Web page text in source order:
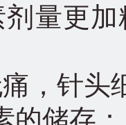
更加
针头